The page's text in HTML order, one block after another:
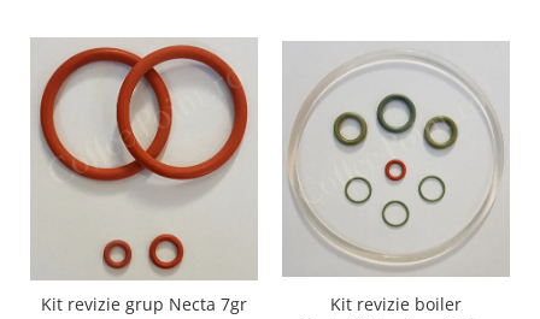
Kit revizie grup Necta 7gr
Kit revizie boiler